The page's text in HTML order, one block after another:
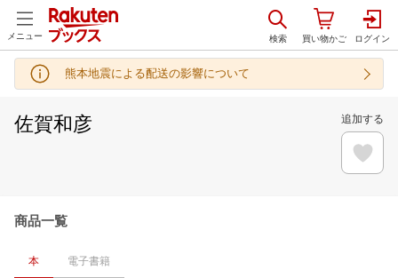
メニュー
熊本地震による配送の影響について
佐賀和彦 追加する
商品一覧
本 電子書籍